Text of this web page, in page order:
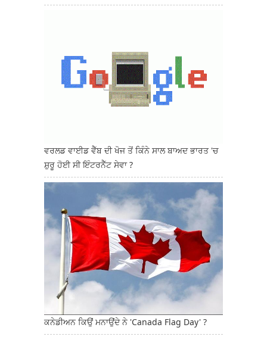
ਵਰਲਡ ਵਾਈਡ ਵੈੱਬ ਦੀ ਖੋਜ ਤੋਂ ਕਿੰਨੇ ਸਾਲ ਬਾਅਦ ਭਾਰਤ 'ਚ
ਸ਼ੁਰੂ ਹੋਈ ਸੀ ਇੰਟਰਨੈੱਟ ਸੇਵਾ ?
ਕਨੇਡੀਅਨ ਕਿਉਂ ਮਨਾਉਂਦੇ ਨੇ 'Canada Flag Day' ?